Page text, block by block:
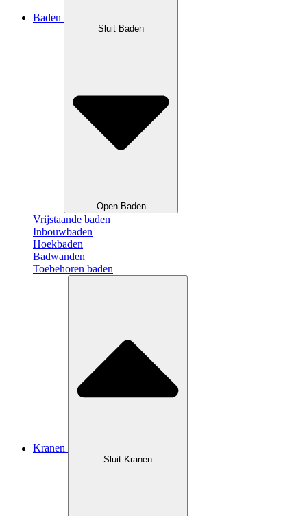
Baden
Sluit Baden
Open Baden
Vrijstaande baden
Inbouwbaden
Hoekbaden
Badwanden
Toebehoren baden
Kranen
Sluit Kranen